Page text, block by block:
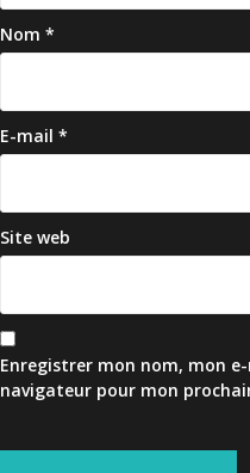
Nom *
E-mail *
Site web
Enregistrer mon nom, mon
navigateur pour mon